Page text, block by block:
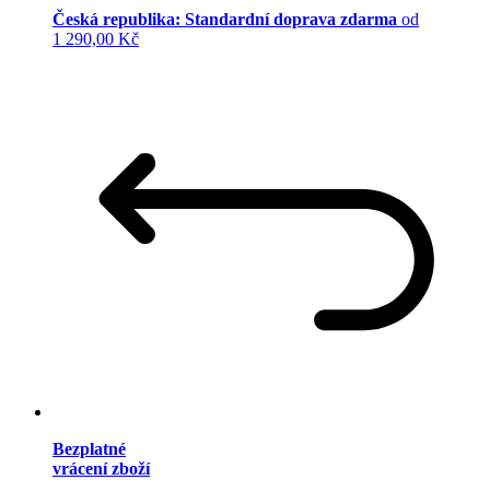
Česká republika: Standardní doprava zdarma od
1 290,00 Kč
Bezplatné
vrácení zboží